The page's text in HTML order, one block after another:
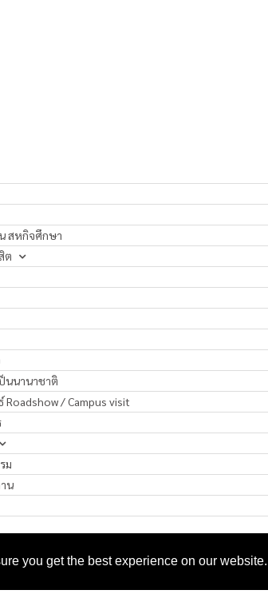
you get the best experience on our website.
สหกิจศึกษา
ต
นนานาชาติ
/ Campus visit
ม
น